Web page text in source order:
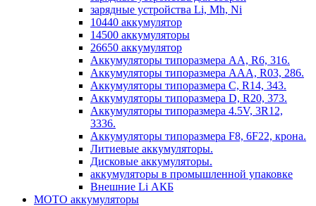
зарядные устройства Li, Mh, Ni
10440 аккумулятор
14500 аккумуляторы
26650 аккумулятор
Аккумуляторы типоразмера АА, R6, 316.
Аккумуляторы типоразмера ААА, R03, 286.
Аккумуляторы типоразмера С, R14, 343.
Аккумуляторы типоразмера D, R20, 373.
Аккумуляторы типоразмера 4.5V, 3R12,
3336.
Аккумуляторы типоразмера F8, 6F22, крона.
Литиевые аккумуляторы.
Дисковые аккумуляторы.
аккумуляторы в промышленной упаковке
Внешние Li АКБ
МОТО аккумуляторы